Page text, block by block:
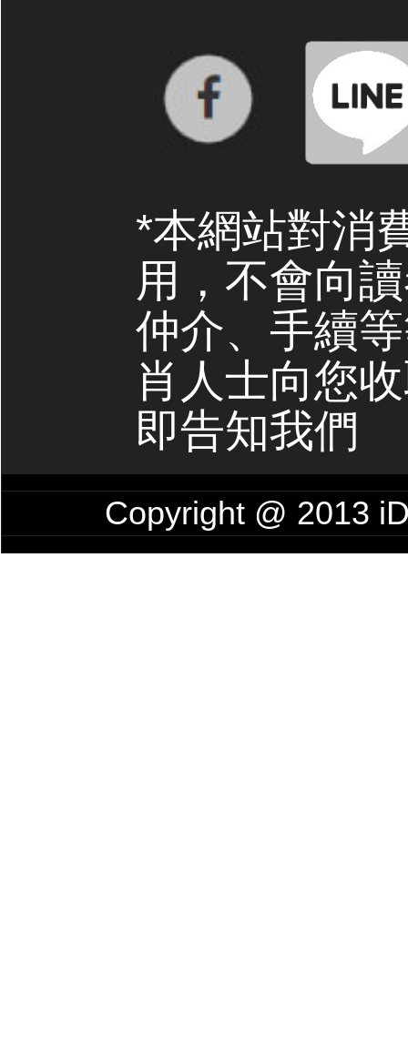
*本網站對消
用，不會向
仲介、手續
肖人士向您
即告知我們
Copyright @ 2013